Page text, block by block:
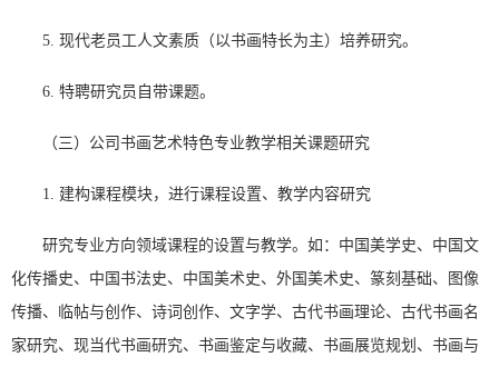
5. 现代老员工人文素质（以书画特长为主）培养研究。
6. 特聘研究员自带课题。
（三）公司书画艺术特色专业教学相关课题研究
1. 建构课程模块，进行课程设置、教学内容研究
研究专业方向领域课程的设置与教学。如：中国美学史、中国文
化传播史、中国书法史、中国美术史、外国美术史、篆刻基础、图像
传播、临帖与创作、诗词创作、文字学、古代书画理论、古代书画名
家研究、现当代书画研究、书画鉴定与收藏、书画展览规划、书画与